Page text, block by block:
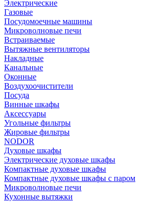
Электрические
Газовые
Посудомоечные машины
Микроволновые печи
Встраиваемые
Вытяжные вентиляторы
Накладные
Канальные
Оконные
Воздухоочистители
Посуда
Винные шкафы
Аксессуары
Угольные фильтры
Жировые фильтры
NODOR
Духовые шкафы
Электрические духовые шкафы
Компактные духовые шкафы
Компактные духовые шкафы с паром
Микроволновые печи
Кухонные вытяжки